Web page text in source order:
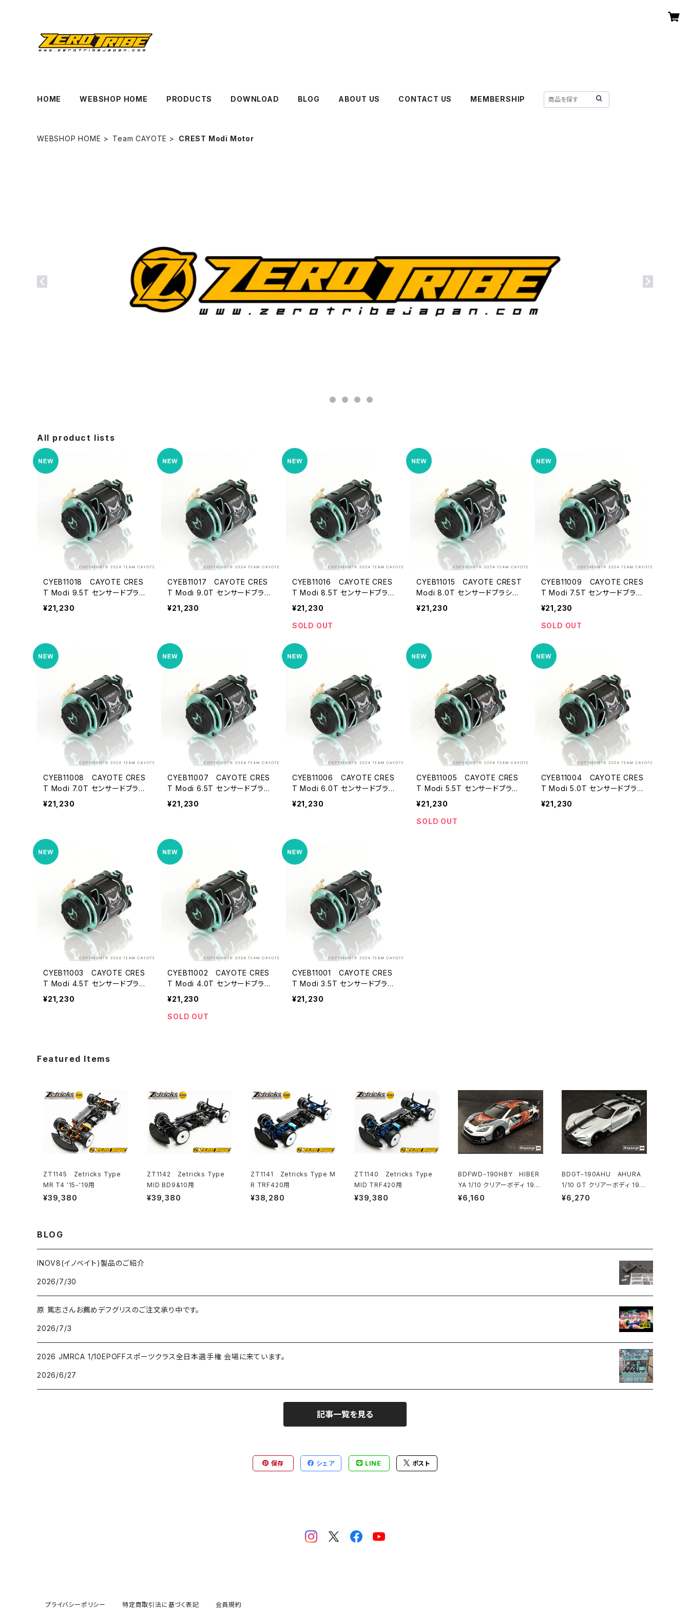
HOME WEBSHOP HOME PRODUCTS DOWNLOAD BLOG ABOUT US CONTACT US MEMBERSHIP
WEBSHOP HOME Team CAYOTE CREST Modi Motor
All product lists
CYEB11018 CAYOTE CRES
T Modi 9.5T センサードブラシ
レス モディファイドモーター
¥21,230
CYEB11017 CAYOTE CRES
T Modi 9.0T センサードブラシ
レス モディファイドモーター
¥21,230
CYEB11016 CAYOTE CRES
T Modi 8.5T センサードブラシ
レス モディファイドモーター
¥21,230
SOLD OUT
CYEB11015 CAYOTE CREST
Modi 8.0T センサードブラシレ
ス モディファイドモーター
¥21,230
CYEB11009 CAYOTE CRES
T Modi 7.5T センサードブラシ
レス モディファイドモーター
¥21,230
SOLD OUT
CYEB11008 CAYOTE CRES
T Modi 7.0T センサードブラシ
レス モディファイドモーター
¥21,230
CYEB11007 CAYOTE CRES
T Modi 6.5T センサードブラシ
レス モディファイドモーター
¥21,230
CYEB11006 CAYOTE CRES
T Modi 6.0T センサードブラシ
レス モディファイドモーター
¥21,230
CYEB11005 CAYOTE CRES
T Modi 5.5T センサードブラシ
レス モディファイドモーター
¥21,230
SOLD OUT
CYEB11004 CAYOTE CRES
T Modi 5.0T センサードブラシ
レス モディファイドモーター
¥21,230
CYEB11003 CAYOTE CRES
T Modi 4.5T センサードブラシ
レス モディファイドモーター
¥21,230
CYEB11002 CAYOTE CRES
T Modi 4.0T センサードブラシ
レス モディファイドモーター
¥21,230
SOLD OUT
CYEB11001 CAYOTE CRES
T Modi 3.5T センサードブラシ
レス モディファイドモーター
¥21,230
Featured Items
ZT1145 Zetricks Type
MR T4 '15-'19用
¥39,380
ZT1142 Zetricks Type
MID BD9&10用
¥39,380
ZT1141 Zetricks Type M
R TRF420用
¥38,280
ZT1140 Zetricks Type
MID TRF420用
¥39,380
BDFWD-190HBY HIBER
YA 1/10 クリアーボディ 190
mm FWD ライトウェイト
¥6,160
BDGT-190AHU AHURA
1/10 GT クリアーボディ 190
mm ライトウェイト
¥6,270
BLOG
INOV8(イノベイト)製品のご紹介
2026/7/30
原 篤志さんお薦めデフグリスのご注文承り中です。
2026/7/3
2026 JMRCA 1/10EPOFFスポーツクラス全日本選手権 会場に来ています。
2026/6/27
記事一覧を見る
保存 シェア LINE ポスト
プライバシーポリシー 特定商取引法に基づく表記 会員規約